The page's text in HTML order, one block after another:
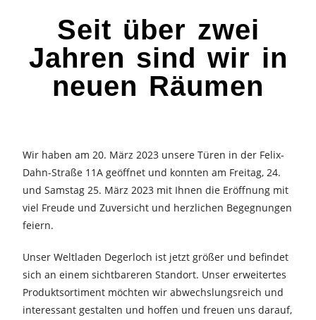
Seit über zwei
Jahren sind wir in
neuen Räumen
Wir haben am 20. März 2023 unsere Türen in der Felix-
Dahn-Straße 11A geöffnet und konnten am Freitag, 24.
und Samstag 25. März 2023 mit Ihnen die Eröffnung mit
viel Freude und Zuversicht und herzlichen Begegnungen
feiern.
Unser Weltladen Degerloch ist jetzt größer und befindet
sich an einem sichtbareren Standort. Unser erweitertes
Produktsortiment möchten wir abwechslungsreich und
interessant gestalten und hoffen und freuen uns darauf,